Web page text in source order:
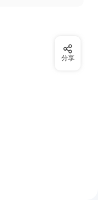
分享